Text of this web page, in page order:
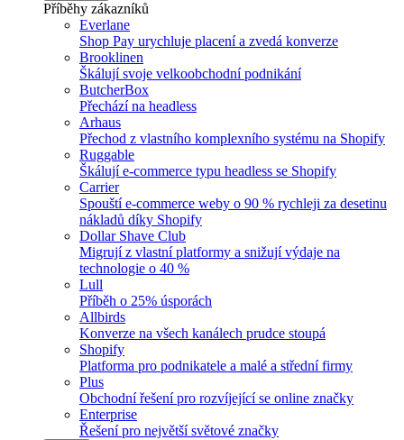
Příběhy zákazníků
Everlane
Shop Pay urychluje placení a zvedá konverze
Brooklinen
Škálují svoje velkoobchodní podnikání
ButcherBox
Přechází na headless
Arhaus
Přechod z vlastního komplexního systému na Shopify
Ruggable
Škálují e-commerce typu headless se Shopify
Carrier
Spouští e-commerce weby o 90 % rychleji za desetinu
nákladů díky Shopify
Dollar Shave Club
Migrují z vlastní platformy a snižují výdaje na
technologie o 40 %
Lull
Příběh o 25% úsporách
Allbirds
Konverze na všech kanálech prudce stoupá
Shopify
Platforma pro podnikatele a malé a střední firmy
Plus
Obchodní řešení pro rozvíjející se online značky
Enterprise
Řešení pro největší světové značky